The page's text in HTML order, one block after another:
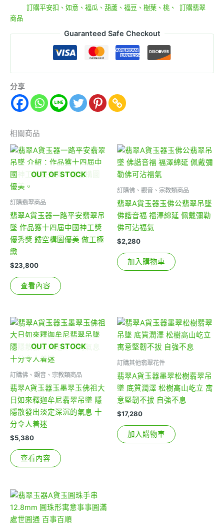
訂購平安扣、如意、福瓜、葫蘆、福豆、樹葉、桃、
訂購翡翠
商品
Guaranteed Safe Checkout
分享
相關商品
OUT OF STOCK
訂購翡翠商品
翡翠A貨玉器一路平安翡翠吊
墜 作品獲十四屆中國神工獎
優秀獎 鏤空構圖優美 做工極
緻
$23,800
查看內容
訂購佛、觀音、宗教類商品
翡翠A貨玉器玉佛公翡翠吊墜
佛諧音福 福澤綿延 佩戴彌勒
佛可沾福氣
$2,280
加入購物車
OUT OF STOCK
訂購佛、觀音、宗教類商品
翡翠A貨玉器玉墨翠玉佛祖大
日如來釋迦牟尼翡翠吊墜 隱
隱散發出淡定深沉的氣息 十
分令人着迷
$5,380
查看內容
訂購其他翡翠花件
翡翠A貨玉器墨翠松樹翡翠吊
墜 底質潤澤 松樹高山屹立 寓
意堅韌不拔 自強不息
$17,280
加入購物車